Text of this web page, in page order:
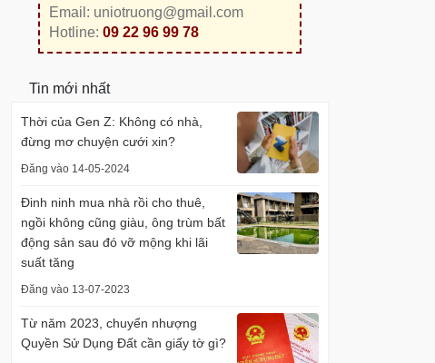
Email: uniotruong@gmail.com
Hotline: 09 22 96 99 78
Tin mới nhất
Thời của Gen Z: Không có nhà,
đừng mơ chuyện cưới xin?
Đăng vào 14-05-2024
Đinh ninh mua nhà rồi cho thuê,
ngồi không cũng giàu, ông trùm bất
động sản sau đó vỡ mộng khi lãi
suất tăng
Đăng vào 13-07-2023
Từ năm 2023, chuyển nhượng
Quyền Sử Dụng Đất cần giấy tờ gì?